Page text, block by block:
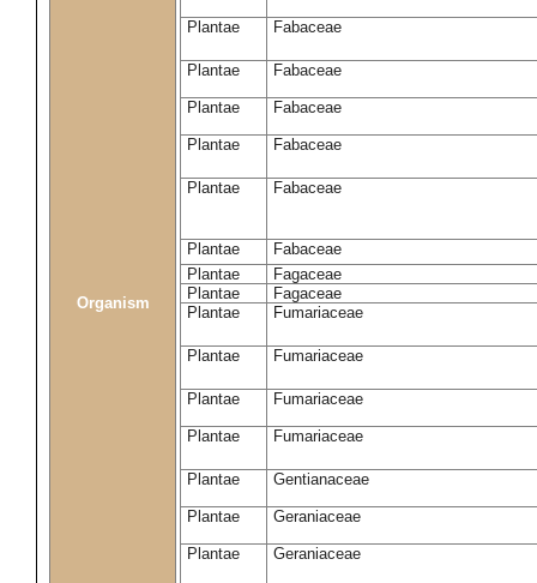
Organism
Plantae Fabaceae
Plantae Fabaceae
Plantae Fabaceae
Plantae Fabaceae
Plantae Fabaceae
Plantae
Fabaceae
Plantae
Fagaceae
Plantae
Fagaceae
Plantae
Fumariaceae
Plantae Fumariaceae
Plantae Fumariaceae
Plantae Fumariaceae
Plantae Gentianaceae
Plantae Geraniaceae
Plantae Geraniaceae